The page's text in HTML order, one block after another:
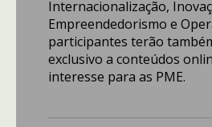
Internacionalização,
Empreendedorismo e
participantes terão
exclusivo a conteúdos
interesse para as PME.